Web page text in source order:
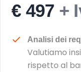
€ 497 +
Analisi dei
Valutiamo
rispetto al